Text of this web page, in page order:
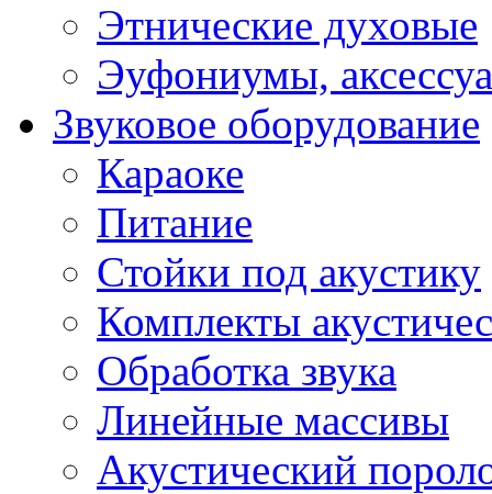
Этнические духовые
Эуфониумы,
Звуковое оборудование
Караоке
Питание
Стойки под акустику
Комплекты
Обработка звука
Линейные массивы
Акустический